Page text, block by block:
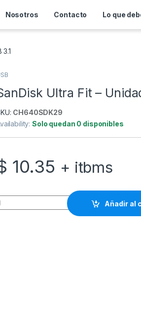
Nosotros Contacto Lo que
Ultra Fit –
CH640SDK29
Solo quedan 0 disponibles
10.35 + itbms
Ultra Fit - Unidad flash USB - 64
Añadir al